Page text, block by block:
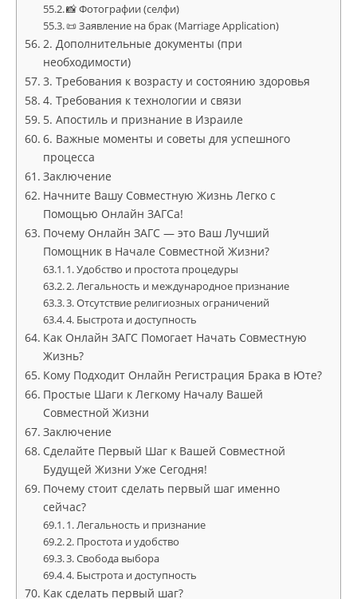
📸 Фотографии (селфи)
📜 Заявление на брак (Marriage Application)
2. Дополнительные документы (при
необходимости)
3. Требования к возрасту и состоянию здоровья
4. Требования к технологии и связи
5. Апостиль и признание в Израиле
6. Важные моменты и советы для успешного
процесса
Заключение
Начните Вашу Совместную Жизнь Легко с
Помощью Онлайн ЗАГСа!
Почему Онлайн ЗАГС — это Ваш Лучший
Помощник в Начале Совместной Жизни?
1. Удобство и простота процедуры
2. Легальность и международное признание
3. Отсутствие религиозных ограничений
4. Быстрота и доступность
Как Онлайн ЗАГС Помогает Начать Совместную
Жизнь?
Кому Подходит Онлайн Регистрация Брака в Юте?
Простые Шаги к Легкому Началу Вашей
Совместной Жизни
Заключение
Сделайте Первый Шаг к Вашей Совместной
Будущей Жизни Уже Сегодня!
Почему стоит сделать первый шаг именно
сейчас?
1. Легальность и признание
2. Простота и удобство
3. Свобода выбора
4. Быстрота и доступность
Как сделать первый шаг?